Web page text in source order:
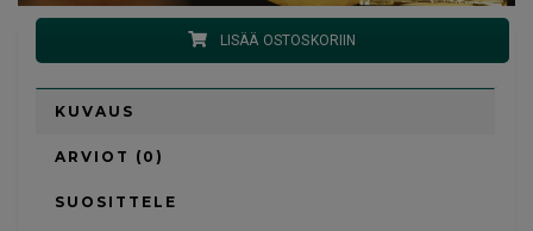
LISÄÄ OSTOSKORIIN
KUVAUS
ARVIOT (0)
SUOSITTELE